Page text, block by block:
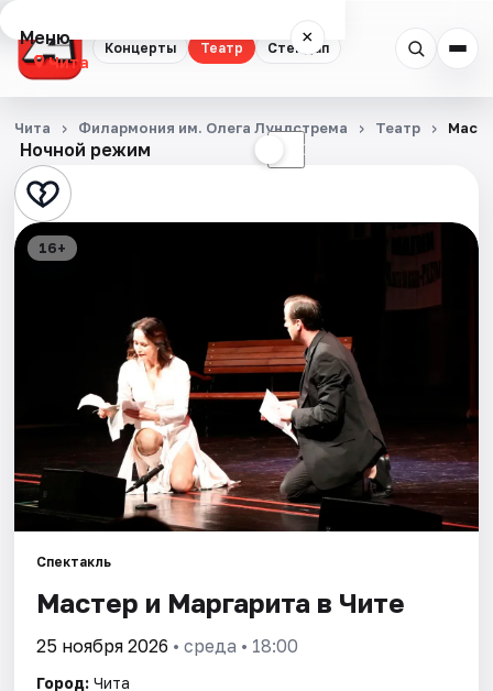
Концерты Театр Стендап
Меню ×
Чита
Концерты
Театр
Стендап
Площадки
Рейтинги
Ночной режим ☾
Чита Филармония им. Олега Лундстрема Театр
16+
Спектакль
Мастер и Маргарита в Чите
25 ноября 2026 • среда • 18:00
Город: Чита